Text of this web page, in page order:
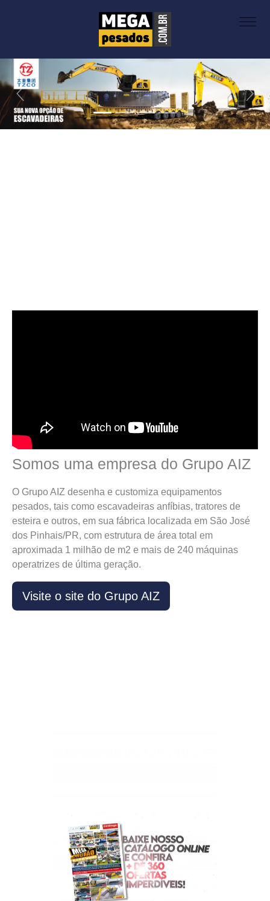
Previous Next
Somos uma empresa do Grupo AIZ
O Grupo AIZ desenha e customiza equipamentos
pesados, tais como escavadeiras anfíbias, tratores de
esteira e outros, em sua fábrica localizada em São José
dos Pinhais/PR, com estrutura de área total em
aproximada 1 milhão de m2 e mais de 240 máquinas
operatrizes de última geração.
Visite o site do Grupo AIZ